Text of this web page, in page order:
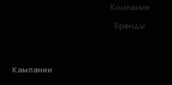
Компания
Бренды
Кампании